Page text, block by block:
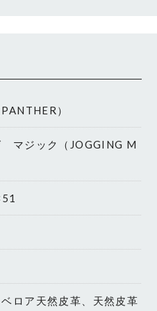
）
マジック（JOGGING M
ロア天然皮革、天然皮革